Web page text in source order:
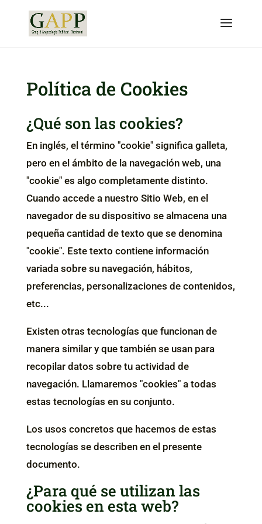
Política de Cookies
¿Qué son las cookies?
En inglés, el término "cookie" significa galleta,
pero en el ámbito de la navegación web, una
"cookie" es algo completamente distinto.
Cuando accede a nuestro Sitio Web, en el
navegador de su dispositivo se almacena una
pequeña cantidad de texto que se denomina
"cookie". Este texto contiene información
variada sobre su navegación, hábitos,
preferencias, personalizaciones de contenidos,
etc...
Existen otras tecnologías que funcionan de
manera similar y que también se usan para
recopilar datos sobre tu actividad de
navegación. Llamaremos "cookies" a todas
estas tecnologías en su conjunto.
Los usos concretos que hacemos de estas
tecnologías se describen en el presente
documento.
¿Para qué se utilizan las
cookies en esta web?